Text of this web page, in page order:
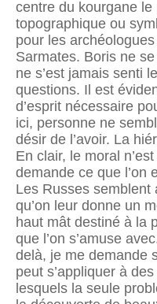
centre du kourgane
topographique ou
pour les
Sarmates. Boris ne
ne s’est jamais senti
questions. Il est
d’esprit nécessaire
ici, personne ne
désir de l’avoir. La
En clair, le moral
demande ce que l’on
Les Russes semblent
qu’on leur donne un
haut mât destiné à la
que l’on s’amuse
delà, je me demande
peut s’appliquer à
lesquels la seule